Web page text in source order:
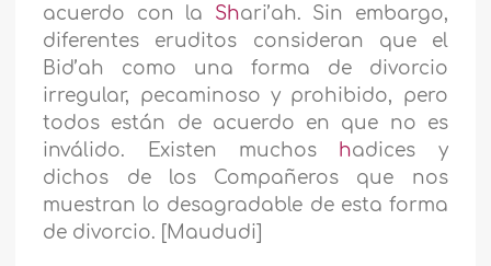
acuerdo con la Shari’ah. Sin embargo,
diferentes eruditos consideran que el
Bid’ah como una forma de divorcio
irregular, pecaminoso y prohibido, pero
todos están de acuerdo en que no es
inválido. Existen muchos hadices y
dichos de los Compañeros que nos
muestran lo desagradable de esta forma
de divorcio. [Maududi]